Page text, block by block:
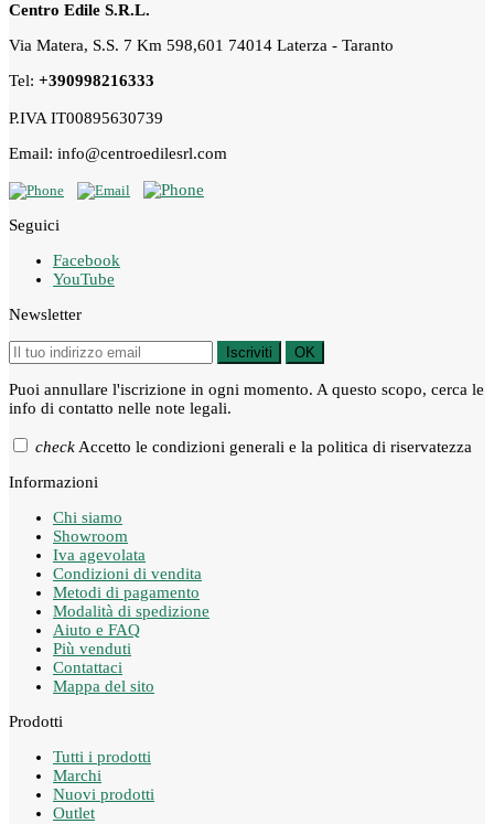
Centro Edile S.R.L.
Via Matera, S.S. 7 Km 598,601 74014 Laterza - Taranto
Tel: +390998216333
P.IVA IT00895630739
Email: info@centroedilesrl.com
Seguici
Facebook
YouTube
Newsletter
Iscriviti OK
Puoi annullare l'iscrizione in ogni momento. A questo scopo, cerca le
info di contatto nelle note legali.
check Accetto le condizioni generali e la politica di riservatezza
Informazioni
Chi siamo
Showroom
Iva agevolata
Condizioni di vendita
Metodi di pagamento
Modalità di spedizione
Aiuto e FAQ
Più venduti
Contattaci
Mappa del sito
Prodotti
Tutti i prodotti
Marchi
Nuovi prodotti
Outlet